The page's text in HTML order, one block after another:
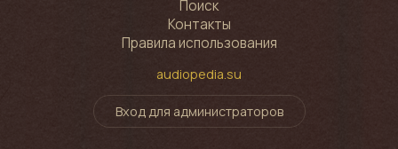
Поиск
Контакты
Правила использования
audiopedia.su
Вход для администраторов